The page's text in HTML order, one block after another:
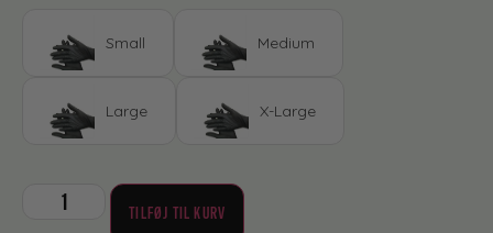
Small Medium
Large X-Large
TILFØJ TIL KURV